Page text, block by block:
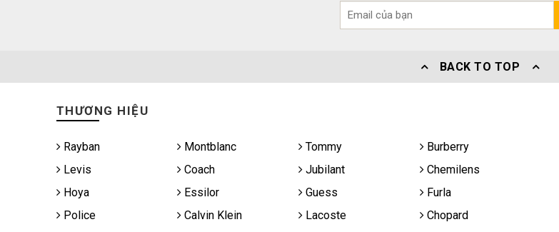
BACK TO TOP
THƯƠNG HIỆU
Rayban Montblanc Tommy
Burberry
Levis
Coach Jubilant
Chemilens
Hoya
Essilor Guess
Furla
Police
Calvin Klein Lacoste
Chopard